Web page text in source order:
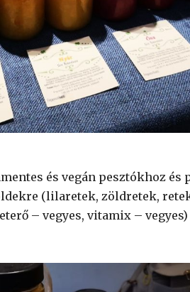
és vegán pesztókhoz és
(lilaretek, zöldretek,
– vegyes, vitamix –